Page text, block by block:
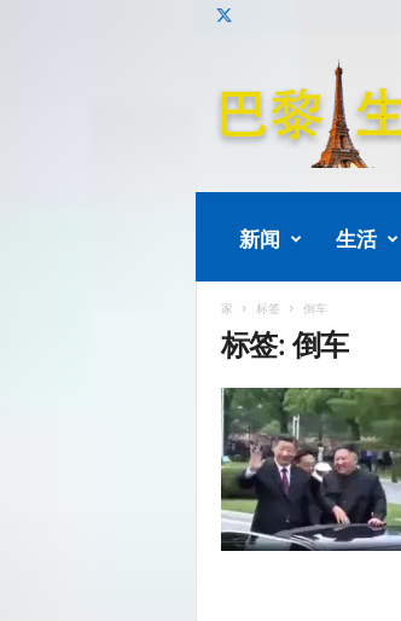
新闻 生活
家 标签 倒车
标签: 倒车